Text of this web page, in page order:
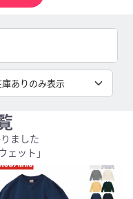
ました
ェット」